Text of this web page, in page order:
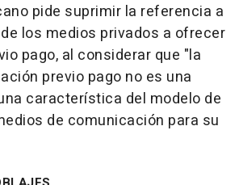
pide suprimir la referencia a
los medios privados a ofrecer
pago, al considerar que "la
previo pago no es una
característica del modelo de
de comunicación para su